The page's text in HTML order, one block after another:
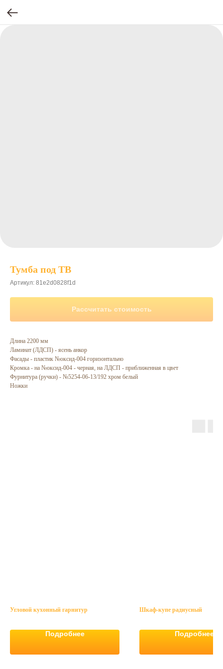
Тумба под ТВ
Артикул: 81e2d0828f1d
Рассчитать стоимость
Длина 2200 мм
Ламинат (ЛДСП) - ясень анкор
Фасады - пластик №оксид-004 горизонтально
Кромка - на №оксид-004 - черная, на ЛДСП - приближенная в цвет
Фурнитура (ручки) - №5254-06-13/192 хром белый
Ножки
Угловой кухонный гарнитур
Подробнее
Шкаф-купе радиусный
Подробнее